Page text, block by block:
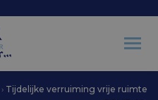
› Tijdelijke verruiming vrije ruimte